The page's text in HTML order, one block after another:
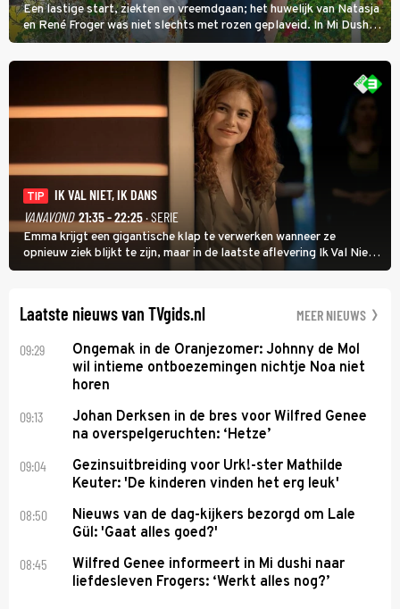
Een lastige start, ziekten en vreemdgaan; het huwelijk van Natasja
en René Froger was niet slechts met rozen geplaveid. In Mi Dushi:
Wat Is Dan Liefde? neemt Wilfred Genee het showbizzkoppel mee
uit vissen om het over de liefde te hebben.
TIP
IK VAL NIET, IK DANS
VANAVOND 21:35 - 22:25· SERIE
Emma krijgt een gigantische klap te verwerken wanneer ze
opnieuw ziek blijkt te zijn, maar in de laatste aflevering Ik Val Niet,
Ik Dans laat ze zien dat ze niet van plan is op te geven, zelfs als ze
Laatste nieuws van TVgids.nl MEER NIEUWS
09:29
Ongemak in de Oranjezomer: Johnny de Mol
wil intieme ontboezemingen nichtje Noa niet
horen
09:13
Johan Derksen in de bres voor Wilfred Genee
na overspelgeruchten: ‘Hetze’
09:04
Gezinsuitbreiding voor Urk!-ster Mathilde
Keuter: 'De kinderen vinden het erg leuk'
08:50
Nieuws van de dag-kijkers bezorgd om Lale
Gül: 'Gaat alles goed?'
08:45
Wilfred Genee informeert in Mi dushi naar
liefdesleven Frogers: ‘Werkt alles nog?’